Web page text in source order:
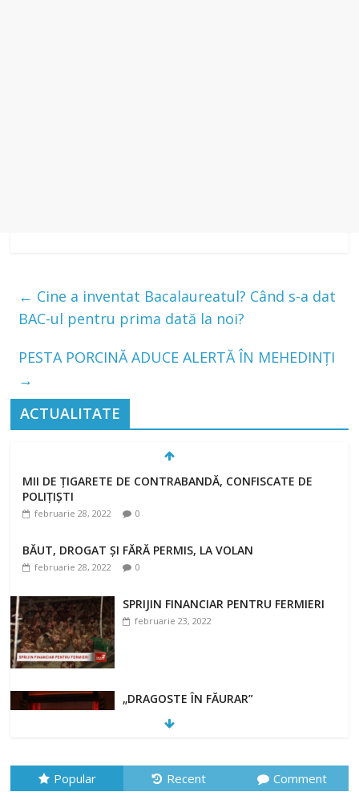
← Cine a inventat Bacalaureatul? Când s-a dat
BAC-ul pentru prima dată la noi?
PESTA PORCINĂ ADUCE ALERTĂ ÎN MEHEDINȚI
→
ACTUALITATE
MII DE ȚIGARETE DE CONTRABANDĂ, CONFISCATE DE
POLIȚIȘTI
februarie 28, 2022 0
BĂUT, DROGAT ȘI FĂRĂ PERMIS, LA VOLAN
februarie 28, 2022 0
SPRIJIN FINANCIAR PENTRU FERMIERI
februarie 23, 2022
„DRAGOSTE ÎN FĂURAR”
Popular Recent Comment